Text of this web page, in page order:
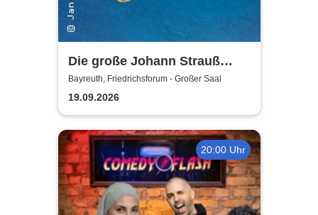
Die große Johann Strauß
Gala - unsterbliche Arien &
Duette der Strauß Familie
Bayreuth, Friedrichsforum - Großer Saal
19.09.2026
20:00 Uhr